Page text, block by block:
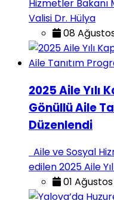
Hizmetler Bakanı
Valisi Dr. Hülya
08
2025 Aile Yılı
Gönüllü Aile
Düzenlendi
Aile ve Sosyal
edilen 2025 Aile
01